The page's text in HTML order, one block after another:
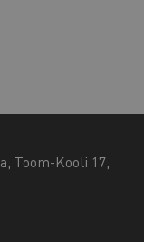
Toom-Kooli 17,